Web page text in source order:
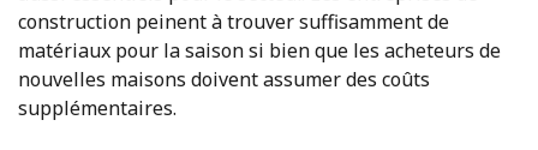
construction peinent à trouver suffisamment de
matériaux pour la saison si bien que les acheteurs de
nouvelles maisons doivent assumer des coûts
supplémentaires.